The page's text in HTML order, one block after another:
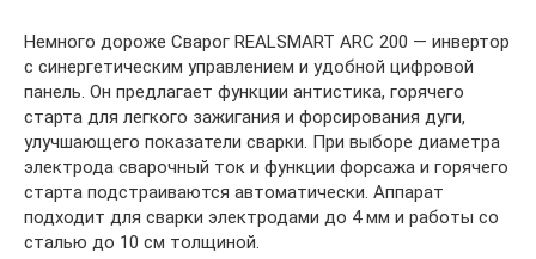
Немного дороже Сварог REALSMART ARC 200 — инвертор
с синергетическим управлением и удобной цифровой
панель. Он предлагает функции антистика, горячего
старта для легкого зажигания и форсирования дуги,
улучшающего показатели сварки. При выборе диаметра
электрода сварочный ток и функции форсажа и горячего
старта подстраиваются автоматически. Аппарат
подходит для сварки электродами до 4 мм и работы со
сталью до 10 см толщиной.